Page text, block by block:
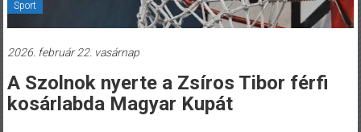
Sport
2026. február 22. vasárnap
A Szolnok nyerte a Zsíros Tibor férfi
kosárlabda Magyar Kupát